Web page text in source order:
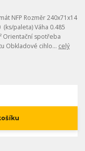
NFP Rozměr 240x71x14
paleta) Váha 0.485
Orientační spotřeba
Obkladové cihlo... celý